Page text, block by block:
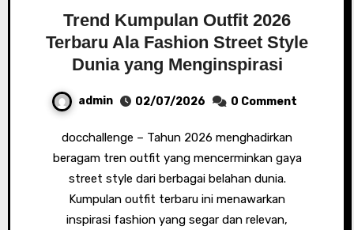
Trend Kumpulan Outfit 2026
Terbaru Ala Fashion Street Style
Dunia yang Menginspirasi
admin 02/07/2026 0 Comment
docchallenge – Tahun 2026 menghadirkan
beragam tren outfit yang mencerminkan gaya
street style dari berbagai belahan dunia.
Kumpulan outfit terbaru ini menawarkan
inspirasi fashion yang segar dan relevan,